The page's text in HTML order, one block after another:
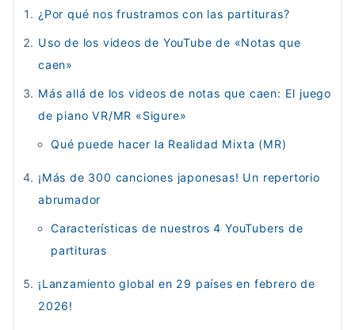
¿Por qué nos frustramos con las partituras?
Uso de los videos de YouTube de «Notas que
caen»
Más allá de los videos de notas que caen: El juego
de piano VR/MR «Sigure»
Qué puede hacer la Realidad Mixta (MR)
¡Más de 300 canciones japonesas! Un repertorio
abrumador
Características de nuestros 4 YouTubers de
partituras
¡Lanzamiento global en 29 países en febrero de
2026!